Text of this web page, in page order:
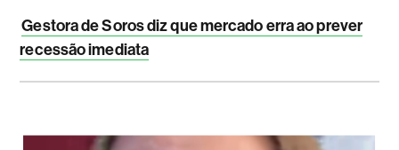
Gestora de Soros diz que mercado erra ao prever
recessão imediata